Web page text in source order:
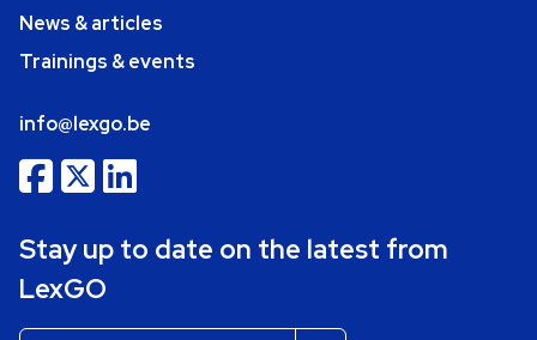
News & articles
Trainings & events
info@lexgo.be
Stay up to date on the latest from
LexGO